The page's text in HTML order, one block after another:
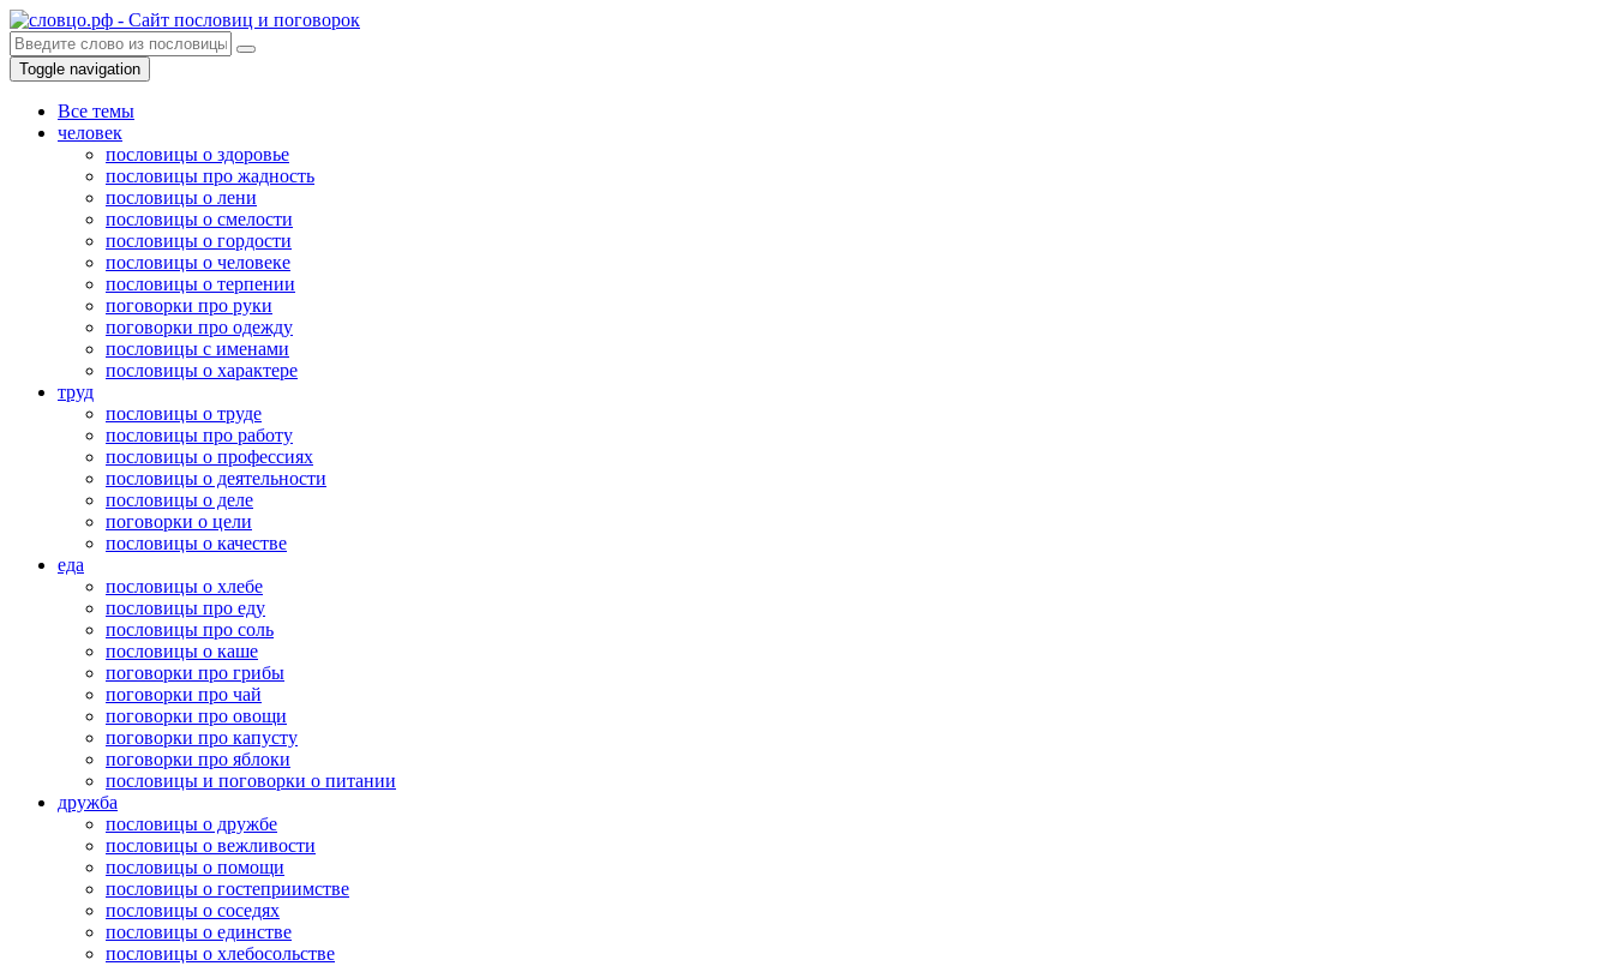
Toggle navigation
Все темы
человек
пословицы о здоровье
пословицы про жадность
пословицы о лени
пословицы о смелости
пословицы о гордости
пословицы о человеке
пословицы о терпении
поговорки про руки
поговорки про одежду
пословицы с именами
пословицы о характере
труд
пословицы о труде
пословицы про работу
пословицы о профессиях
пословицы о деятельности
пословицы о деле
поговорки о цели
пословицы о качестве
еда
пословицы о хлебе
пословицы про еду
пословицы про соль
пословицы о каше
поговорки про грибы
поговорки про чай
поговорки про овощи
поговорки про капусту
поговорки про яблоки
пословицы и поговорки о питании
дружба
пословицы о дружбе
пословицы о вежливости
пословицы о помощи
пословицы о гостеприимстве
пословицы о соседях
пословицы о единстве
пословицы о хлебосольстве